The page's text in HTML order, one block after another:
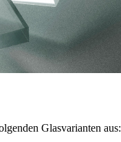
Glasvarianten aus: